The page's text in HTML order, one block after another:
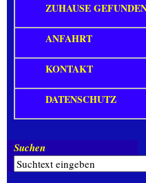
ZUHAUSE
ANFAHRT
KONTAKT
DATENSCHUTZ
Suchen